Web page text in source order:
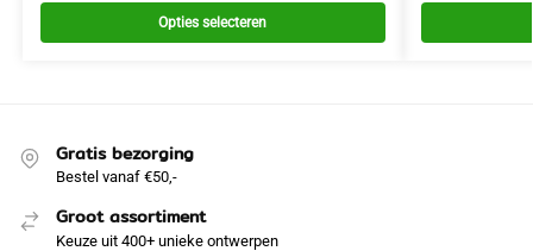
Opties selecteren
Gratis bezorging
Bestel vanaf €50,-
Groot assortiment
Keuze uit 400+ unieke ontwerpen